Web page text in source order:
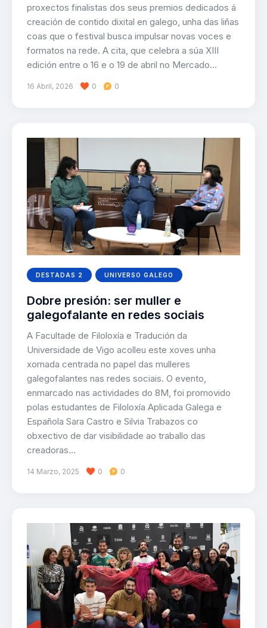
proxectos finalistas dos seus premios dedicados á
creación de contido dixital en galego, unha das liñas
coas que o festival busca impulsar novas voces e
formatos na rede. A cita, que celebra a súa XIII
edición entre o 16 e o 19 de abril no Mercado…
16 Abril, 2026 0 0
DESTADAS 2 UNIVERSO GALEGO
Dobre presión: ser muller e
galegofalante en redes sociais
A Facultade de Filoloxía e Tradución da
Universidade de Vigo acolleu este xoves unha
xornada centrada no papel das mulleres
galegofalantes nas redes sociais. O evento,
enmarcado nas actividades do 8M, foi promovido
polas estudantes de Filoloxía Aplicada Galega e
Española Sara Castro e Silvia Trabazos co
obxectivo de dar visibilidade ao traballo das
creadoras…
14 Marzo, 2025 0 0